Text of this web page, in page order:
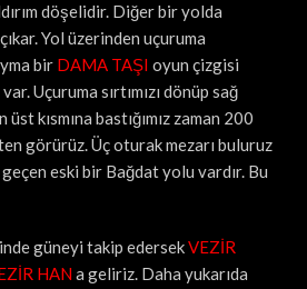
döşelidir. Diğer bir yolda
Yol üzerinden uçuruma
bir DAMA TAŞI oyun çizgisi
Uçuruma sırtımızı dönüp sağ
üst kısmına bastığımız zaman 200
görürüz. Üç oturak mezarı buluruz
eski bir Bağdat yolu vardır. Bu
güneyi takip edersekVEZİR
HANa geliriz. Daha yukarıda